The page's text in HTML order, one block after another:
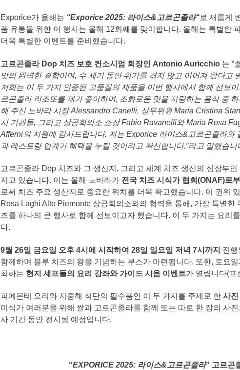
Exporice가 올해는 “Exporice 2025: 라이스&고르곤졸라“로 새롭게
품 유통을 위한 이 행사는 올해 12회째를 맞이합니다. 올해는 특별한
더욱 특별한 이벤트를 준비했습니다.
고르곤졸라Dop 치즈 보호 컨소시엄 회장인 Antonio Auricchio 는 “
맛의 완벽한 결합이며, 수 세기 동안 위기를 겪지 않고 이어져 왔다고
저희는 이 두 가지 인증된 고품질의 제품을 이번 행사에서 함께 선보
르곤졸라 리조또를 제가 좋아하며, 조화로운 맛을 자랑하는 음식 중
해 주신 노바라 시장 Alessandro Canelli, 상무위원 Maria Cristina
시 기관들, 그리고 상공회의소 소장 Fabio Ravanelli와Maria Rosa
Afferni의 지원에 감사드립니다. 저는 Exporice 라이스& 고르곤졸라와
과 레스토랑 업계가 혜택을 누릴 것이라고 확신합니다.”라고 말했습니
고르곤졸라 Dop 치즈와 그 생산지, 그리고 세계 치즈 생산의 심장부
지고 있습니다. 이는 올해 노바라가 전국 치즈 시식가 협회 (ONAF)로
로써 치즈 주요 생산지로 중요한 위치를 더욱 확고했습니다. 이 권위
Rosa Laghi Alto Piemonte 상공회의소와의 협력을 통해, 가장 특별한
즈를 하나의 큰 행사로 함께 선보이고자 했습니다. 이 두 가지는 요리
다.
9월 26일 금요일 오후 4시에 시작하여 28일 일요일 저녁 7시까지 진행
함께하며 블루 치즈의 왕을 기념하는 부스가 마련됩니다. 또한, 토요
최하는 현지 셰프들의 요리 강좌와 가이드 시음 이벤트가 열립니다(프
피에몬테 요리와 지중해 식단의 필수품인 이 두 가지를 주제로 한 사진
미식가 여러분을 위해 쌀과 고르곤졸라를 함께 또는 따로 한 장의 사
사 기간 동안 전시될 예정입니다.
“EXPORICE 2025: 라이스&고르곤졸라” 고르곤